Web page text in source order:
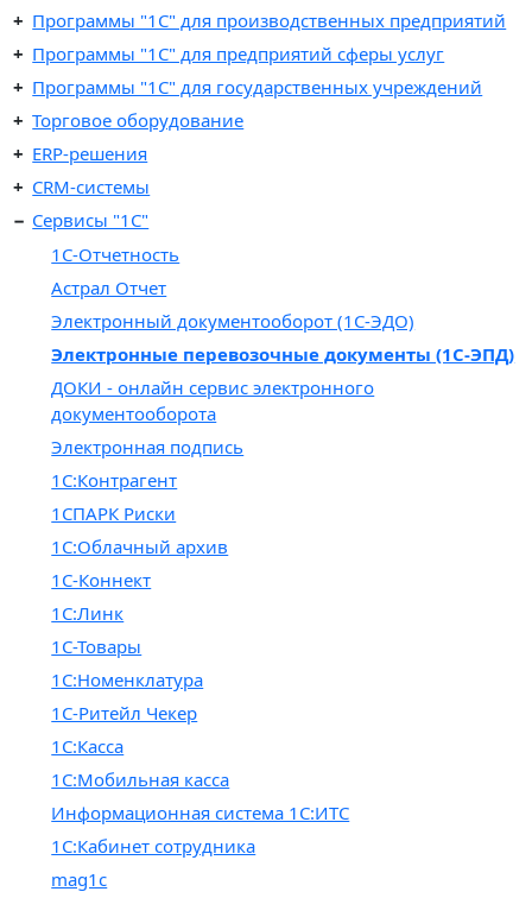
Программы "1C" для производственных предприятий
Программы "1C" для предприятий сферы услуг
Программы "1С" для государственных учреждений
Торговое оборудование
ERP-решения
CRM-системы
Сервисы "1С"
1С-Отчетность
Астрал Отчет
Электронный документооборот (1С-ЭДО)
Электронные перевозочные документы (1С-ЭПД)
ДОКИ - онлайн сервис электронного
документооборота
Электронная подпись
1С:Контрагент
1СПАРК Риски
1С:Облачный архив
1С-Коннект
1С:Линк
1С-Товары
1С:Номенклатура
1С-Ритейл Чекер
1С:Касса
1С:Мобильная касса
Информационная система 1С:ИТС
1С:Кабинет сотрудника
mag1c